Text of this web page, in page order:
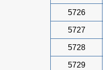
5726
5727
5728
5729